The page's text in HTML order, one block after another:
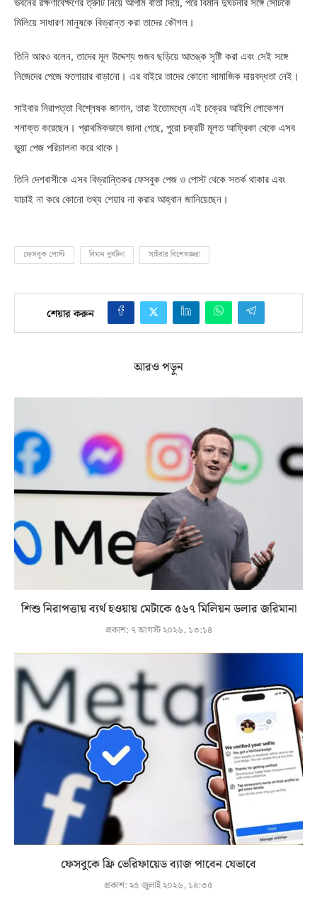
ভবনের রক্ষণাবেক্ষণের ত্রুটি নিয়ে আগাম বার্তা দিয়ে, পরে বিমান দুর্ঘটনার সঙ্গে সেটিকে
মিলিয়ে সাধারণ মানুষকে বিভ্রান্ত করা তাদের কৌশল।
তিনি আরও বলেন,তাদের মূল উদ্দেশ্য গুজব ছড়িয়ে আতঙ্ক সৃষ্টি করা এবং সেই সঙ্গে
নিজেদের পেজে ফলোয়ার বাড়ানো। এর বাইরে তাদের কোনো সামাজিক দায়বদ্ধতা নেই।
সাইবার নিরাপত্তা বিশ্লেষক জানান,তারা ইতোমধ্যে এই চক্রের আইপি লোকেশন
শনাক্ত করেছেন। প্রাথমিকভাবে জানা গেছে, পুরো চক্রটি মূলত আফ্রিকা থেকে এসব
ভুয়া পেজ পরিচালনা করে থাকে।
তিনি দেশবাসীকে এসব বিভ্রান্তিকর ফেসবুক পেজ ও পোস্ট থেকে সতর্ক থাকার এবং
যাচাই না করে কোনো তথ্য শেয়ার না করার আহ্বান জানিয়েছেন।
ফেসবুক পোস্ট বিমান দুর্ঘটনা সাইবার বিশেষজ্ঞরা
শেয়ার করুন
আরও পড়ুন
শিশু নিরাপত্তায় ব্যর্থ হওয়ায় মেটাকে ৫৬৭ মিলিয়ন ডলার জরিমানা
প্রকাশ: ৭ আগস্ট ২০২৬, ১৩:১৪
ফেসবুকে ফ্রি ভেরিফায়েড ব্যাজ পাবেন যেভাবে
প্রকাশ: ২৫ জুলাই ২০২৬, ১৪:৩৫